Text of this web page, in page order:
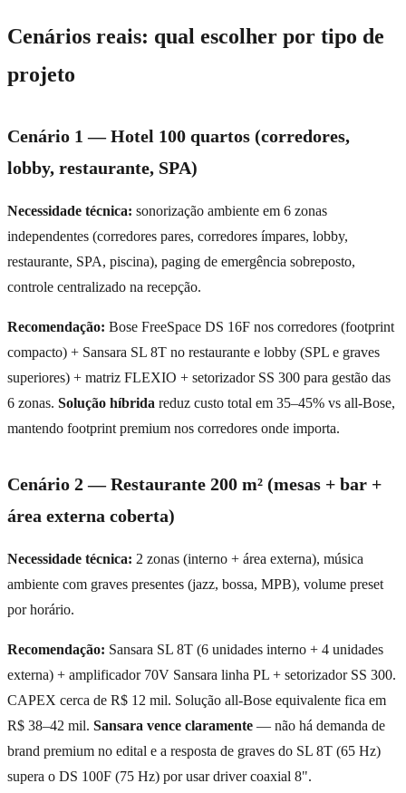
Cenários reais: qual escolher por tipo de
projeto
Cenário 1 — Hotel 100 quartos (corredores,
lobby, restaurante, SPA)
Necessidade técnica: sonorização ambiente em 6 zonas
independentes (corredores pares, corredores ímpares, lobby,
restaurante, SPA, piscina), paging de emergência sobreposto,
controle centralizado na recepção.
Recomendação: Bose FreeSpace DS 16F nos corredores (footprint
compacto) + Sansara SL 8T no restaurante e lobby (SPL e graves
superiores) + matriz FLEXIO + setorizador SS 300 para gestão das
6 zonas. Solução híbrida reduz custo total em 35–45% vs all-Bose,
mantendo footprint premium nos corredores onde importa.
Cenário 2 — Restaurante 200 m² (mesas + bar +
área externa coberta)
Necessidade técnica: 2 zonas (interno + área externa), música
ambiente com graves presentes (jazz, bossa, MPB), volume preset
por horário.
Recomendação: Sansara SL 8T (6 unidades interno + 4 unidades
externa) + amplificador 70V Sansara linha PL + setorizador SS 300.
CAPEX cerca de R$ 12 mil. Solução all-Bose equivalente fica em
R$ 38–42 mil. Sansara vence claramente — não há demanda de
brand premium no edital e a resposta de graves do SL 8T (65 Hz)
supera o DS 100F (75 Hz) por usar driver coaxial 8".